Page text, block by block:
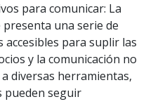
para comunicar: La
una serie de
accesibles para suplir las
y la comunicación no
diversas herramientas,
pueden seguir